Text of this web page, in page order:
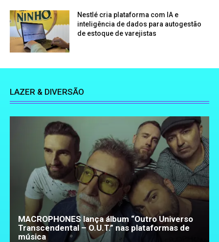
Nestlé cria plataforma com IA e
inteligência de dados para autogestão
de estoque de varejistas
LAZER & DIVERSÃO
MACROPHONES lança álbum “Outro Universo
Transcendental – O.U.T.” nas plataformas de
música